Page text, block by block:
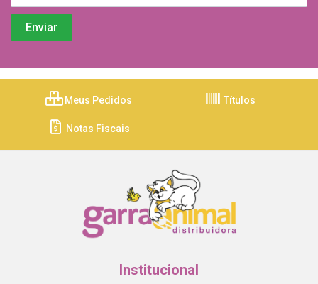
Meus Pedidos Títulos
Notas Fiscais
Institucional